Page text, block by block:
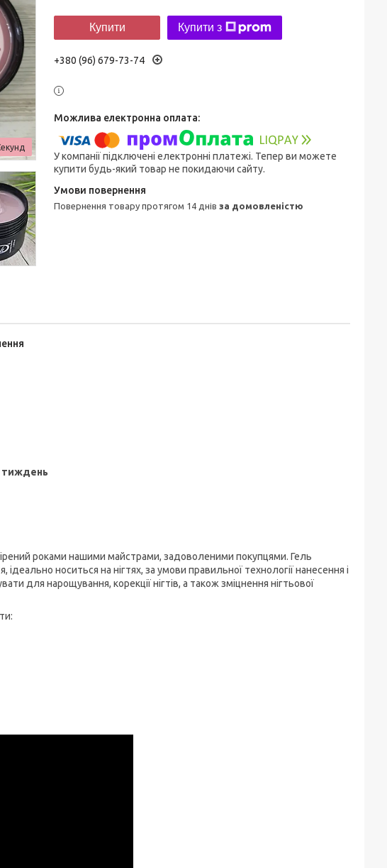
Купити Купити з
+380 (96) 679-73-74
У компанії підключені електронні платежі. Тепер ви можете
купити будь-який товар не покидаючи сайту.
повернення товару протягом 14 днів за домовленістю
тиждень
роками нашими майстрами, задоволеними покупцями. Гель
носиться на нігтях, за умови правильної технології нанесення і
для нарощування, корекції нігтів, а також зміцнення нігтьової